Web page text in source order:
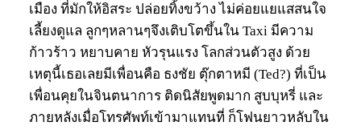
เมือง ที่มักให้อิสระ ปล่อยทิ้งขว้าง ไม่ค่อยแยแสสนใจ
เลี้ยงดูแล ลูกๆหลานๆจึงเติบโตขึ้นใน Taxi มีความ
ก้าวร้าว หยาบคาย หัวรุนแรง โลกส่วนตัวสูง ด้วย
เหตุนี้เธอเลยมีเพื่อนคือ ธงชัย ตุ๊กตาหมี (Ted?) ที่เป็น
เพื่อนคุยในจินตนาการ ติดนิสัยพูดมาก สูบบุหรี่ และ
ภายหลังเมื่อโทรศัพท์เข้ามาแทนที่ ก็โฟนยาวหลับใน